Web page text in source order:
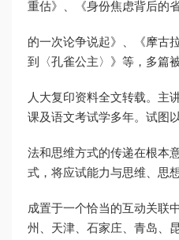
重估》、《身份焦虑背后的
的一次论争说起》、《摩古
到〈孔雀公主〉》等，多篇
人大复印资料全文转载。主
课及语文考试学多年。试图
法和思维方式的传递在根本
式，将应试能力与思维、思
成置于一个恰当的互动关联
州、天津、石家庄、青岛、